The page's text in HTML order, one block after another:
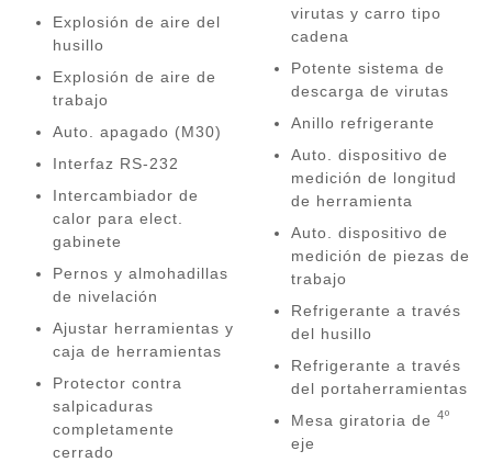
Explosión de aire del
husillo
Explosión de aire de
trabajo
Auto. apagado (M30)
Interfaz RS-232
Intercambiador de
calor para elect.
gabinete
Pernos y almohadillas
de nivelación
Ajustar herramientas y
caja de herramientas
Protector contra
salpicaduras
completamente
cerrado
virutas y carro tipo
cadena
Potente sistema de
descarga de virutas
Anillo refrigerante
Auto. dispositivo de
medición de longitud
de herramienta
Auto. dispositivo de
medición de piezas de
trabajo
Refrigerante a través
del husillo
Refrigerante a través
del portaherramientas
Mesa giratoria de4º
eje